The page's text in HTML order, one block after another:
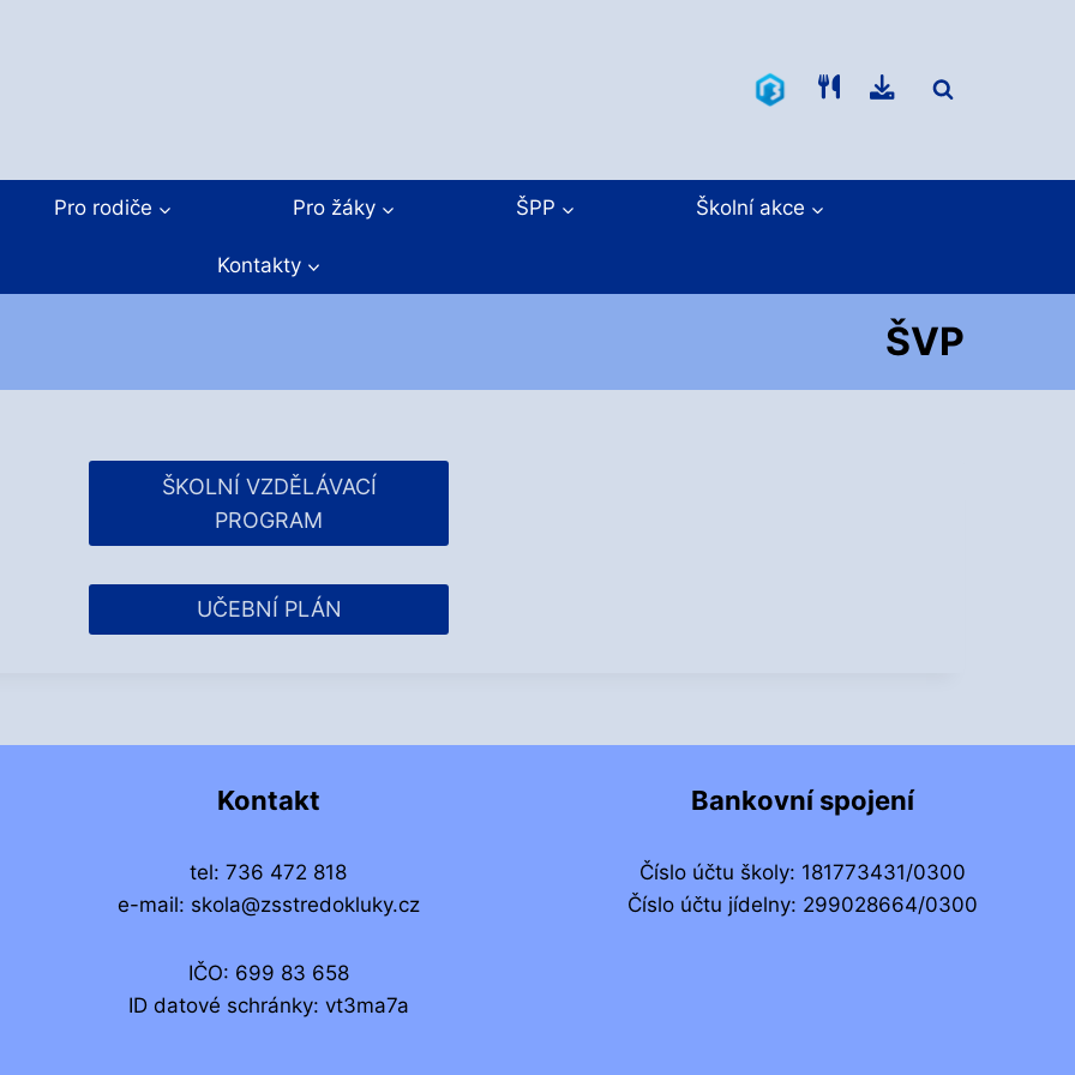
BakalářiJídelníček
Ke
Pro rodiče Pro žáky ŠPP Školní akce
Kontakty
ŠVP
ŠKOLNÍ VZDĚLÁVACÍ
PROGRAM
UČEBNÍ PLÁN
Kontakt
tel: 736 472 818
e-mail: skola@zsstredokluky.cz
IČO: 699 83 658
ID datové schránky: vt3ma7a
Bankovní spojení
Číslo účtu školy: 181773431/0300
Číslo účtu jídelny: 299028664/0300